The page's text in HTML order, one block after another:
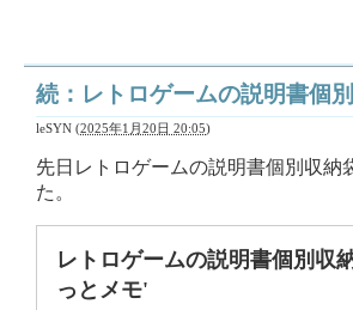
続：レトロゲームの説明書個
leSYN (2025年1月20日 20:05)
先日レトロゲームの説明書個別収納
た。
レトロゲームの説明書個別収
っとメモ'